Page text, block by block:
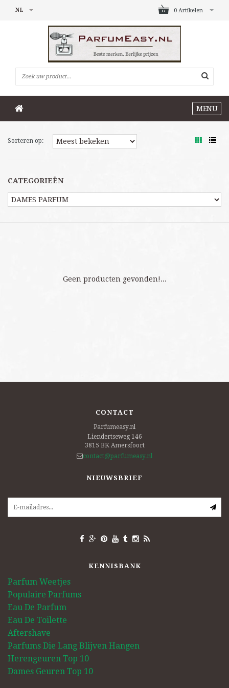
0 Artikelen
NL
MENU
Sorteren op:
CATEGORIEËN
Geen producten gevonden!...
CONTACT
Parfumeasy.nl
Liendertseweg 146
3815 BK Amersfoort
contact@parfumeasy.nl
NIEUWSBRIEF
KENNISBANK
Parfum Weetjes
Populaire Parfums
Eau De Parfum
Eau De Toilette
Aftershave
Parfums Die Lang Blijven Hangen
Herengeuren Top 10
Dames Geuren Top 10